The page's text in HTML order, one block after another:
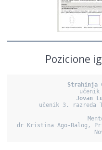
Pozicione
Strahinja
Jovan
učenik 3. razreda
dr Kristina Ago-Balog,